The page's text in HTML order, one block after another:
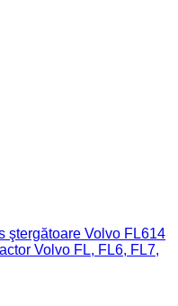
ştergătoare Volvo FL614
Volvo FL, FL6, FL7,